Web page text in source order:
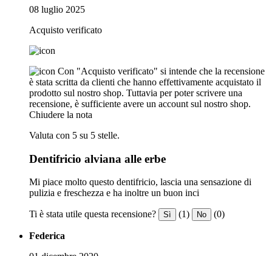
08 luglio 2025
Acquisto verificato
Con "Acquisto verificato" si intende che la recensione
è stata scritta da clienti che hanno effettivamente acquistato il
prodotto sul nostro shop. Tuttavia per poter scrivere una
recensione, è sufficiente avere un account sul nostro shop.
Chiudere la nota
Valuta con 5 su 5 stelle.
Dentifricio alviana alle erbe
Mi piace molto questo dentifricio, lascia una sensazione di
pulizia e freschezza e ha inoltre un buon inci
Ti è stata utile questa recensione? Sì (1) No (0)
Federica